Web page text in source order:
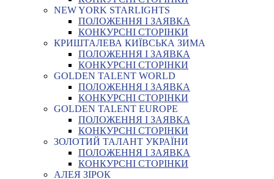
NEW YORK STARLIGHTS
ПОЛОЖЕННЯ І ЗАЯВКА
КОНКУРСНІ СТОРІНКИ
КРИШТАЛЕВА КИЇВСЬКА ЗИМА
ПОЛОЖЕННЯ І ЗАЯВКА
КОНКУРСНІ СТОРІНКИ
GOLDEN TALENT WORLD
ПОЛОЖЕННЯ І ЗАЯВКА
КОНКУРСНІ СТОРІНКИ
GOLDEN TALENT EUROPE
ПОЛОЖЕННЯ І ЗАЯВКА
КОНКУРСНІ СТОРІНКИ
ЗОЛОТИЙ ТАЛАНТ УКРАЇНИ
ПОЛОЖЕННЯ І ЗАЯВКА
КОНКУРСНІ СТОРІНКИ
АЛЕЯ ЗІРОК